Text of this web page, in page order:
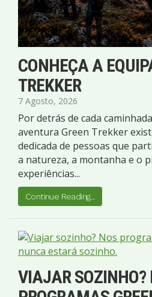
CONHEÇA A
TREKKER
7 Agosto, 2026
Por detrás de cada
aventura Green Trekker
dedicada de pessoas que
a natureza, a montanha e o
experiências...
Continue Reading...
VIAJAR SOZINHO?